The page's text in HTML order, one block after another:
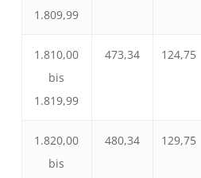
1.809,99
1.810,00
bis
1.819,99
473,34 124,75
1.820,00
bis
480,34 129,75